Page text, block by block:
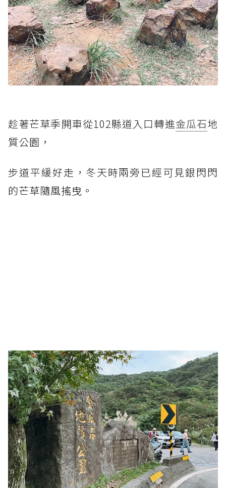
趁著芒草季開車從102縣道入口轉進金瓜石地
質公園，
步道平緩好走，冬天時兩旁已經可見銀閃閃
的芒草隨風搖曳。